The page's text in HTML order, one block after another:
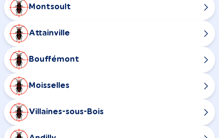
Montsoult
Attainville
Bouffémont
Moisselles
Villaines-sous-Bois